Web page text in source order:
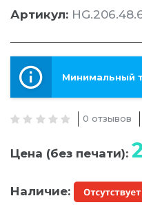
Артикул:
Минимальный
0 отзывов
Цена (без печати):
Наличие: